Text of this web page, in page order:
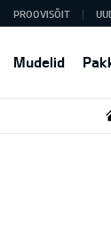
Mudelid
PROOVISÕIT